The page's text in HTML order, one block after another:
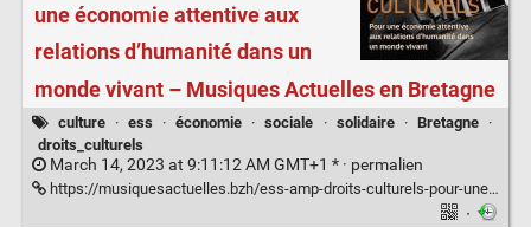
une économie attentive aux
relations d’humanité dans un
monde vivant – Musiques Actuelles en Bretagne
culture · ess · économie · sociale · solidaire · Bretagne
·
droits_culturels
March 14, 2023 at 9:11:12 AM GMT+1 * · permalien
https://musiquesactuelles.bzh/ess-amp-droits-culturels-pour-une-economie-attentive-aux-relations-dhumanite-dans-un-monde-vivant/
·